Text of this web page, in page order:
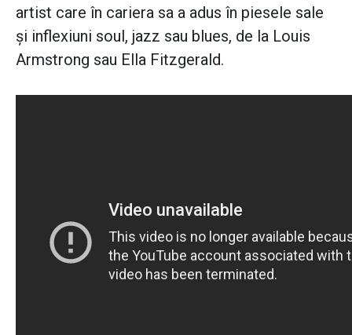
artist care în cariera sa a adus în piesele sale
şi inflexiuni soul, jazz sau blues, de la Louis
Armstrong sau Ella Fitzgerald.